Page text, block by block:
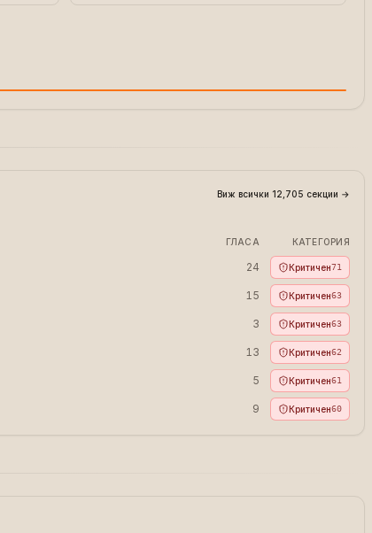
Виж всички 12,705 секции →
ГЛАСА КАТЕГОРИЯ
24 Критичен71
15 Критичен63
3 Критичен63
13 Критичен62
5 Критичен61
9 Критичен60